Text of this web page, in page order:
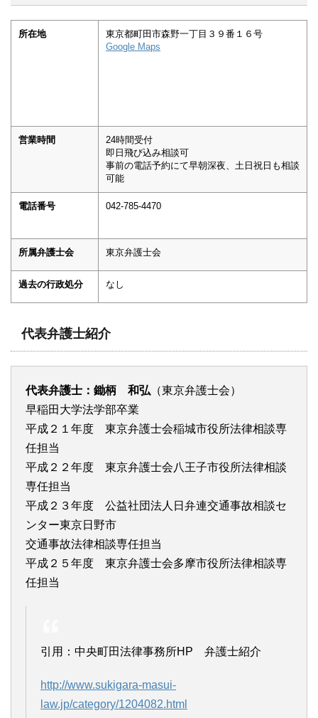
所在地
東京都町田市森野一丁目３９番１６号
Google Maps
営業時間
24時間受付
即日飛び込み相談可
事前の電話予約にて早朝深夜、土日祝日も相談
可能
電話番号 042-785-4470
所属弁護士会 東京弁護士会
過去の行政処分 なし
代表弁護士紹介
代表弁護士：鋤柄 和弘 （東京弁護士会）
早稲田大学法学部卒業
平成２１年度 東京弁護士会稲城市役所法律相談専
任担当
平成２２年度 東京弁護士会八王子市役所法律相談
専任担当
平成２３年度 公益社団法人日弁連交通事故相談セ
ンター東京日野市
交通事故法律相談専任担当
平成２５年度 東京弁護士会多摩市役所法律相談専
任担当
引用：中央町田法律事務所HP 弁護士紹介
http://www.sukigara-masui-
law.jp/category/1204082.html